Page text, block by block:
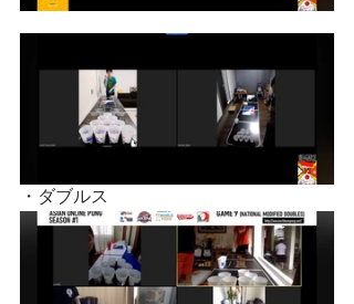
・ダブルス